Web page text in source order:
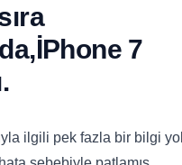
7
ilgili pek fazla bir bilgi